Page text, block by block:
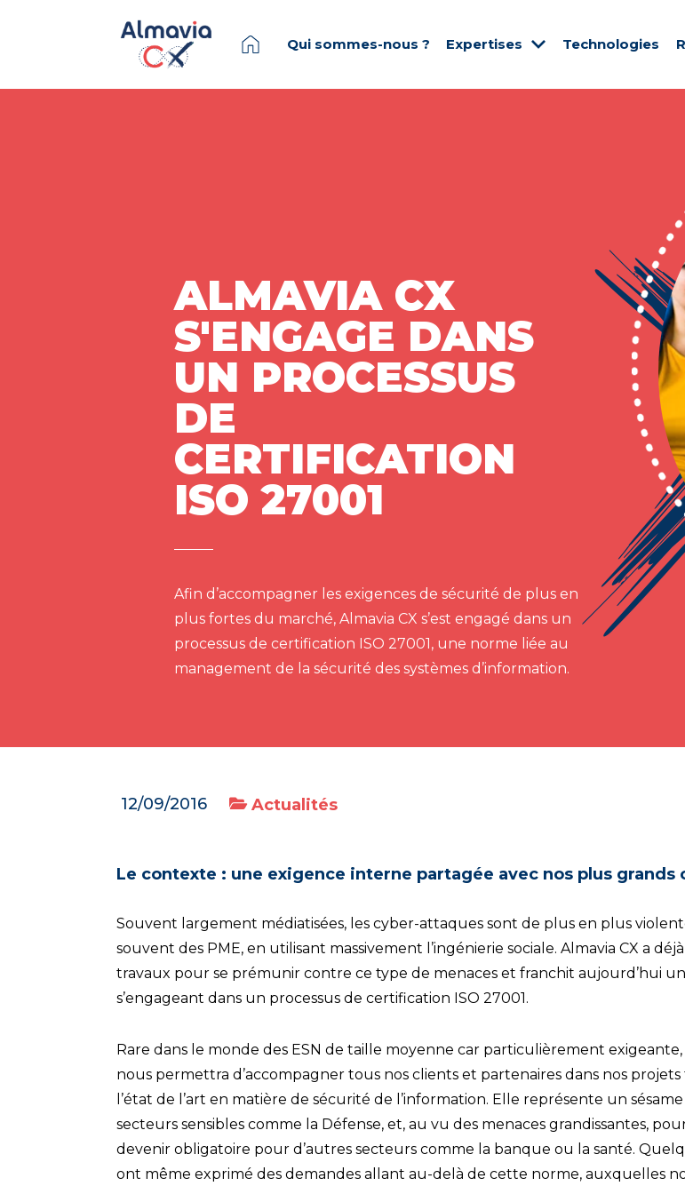
Qui sommes-nous ? Expertises Technologies
ALMAVIA CX
S'ENGAGE DANS
UN PROCESSUS
DE
CERTIFICATION
ISO 27001
Afin d’accompagner les exigences de sécurité de plus en
plus fortes du marché, Almavia CX s’est engagé dans un
processus de certification ISO 27001, une norme liée au
management de la sécurité des systèmes d’information.
12/09/2016 Actualités
Le contexte : une exigence interne partagée avec nos plus grands
Souvent largement médiatisées, les cyber-attaques sont de plus en plus
souvent des PME, en utilisant massivement l’ingénierie sociale. Almavia CX a
travaux pour se prémunir contre ce type de menaces et franchit aujourd’hui
s’engageant dans un processus de certification ISO 27001.
Rare dans le monde des ESN de taille moyenne car particulièrement
nous permettra d’accompagner tous nos clients et partenaires dans nos
l’état de l’art en matière de sécurité de l’information. Elle représente un
secteurs sensibles comme la Défense, et, au vu des menaces grandissantes,
devenir obligatoire pour d’autres secteurs comme la banque ou la santé.
ont même exprimé des demandes allant au-delà de cette norme, auxquelles